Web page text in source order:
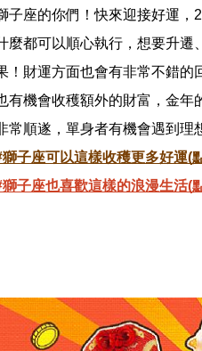
子座的你們！快來迎接好運，
麼都可以順心執行，想要升遷
！財運方面也會有非常不錯的
有機會收穫額外的財富，金年
常順遂，單身者有機會遇到理
獅子座可以這樣收穫更多好運(
獅子座也喜歡這樣的浪漫生活(